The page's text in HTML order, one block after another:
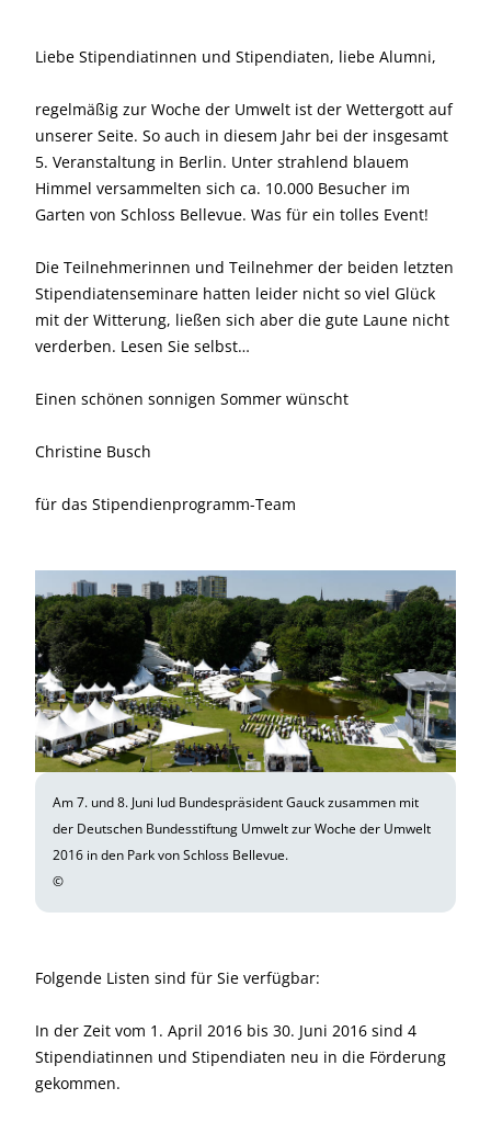
Liebe Stipendiatinnen und Stipendiaten, liebe Alumni,
regelmäßig zur Woche der Umwelt ist der Wettergott auf
unserer Seite. So auch in diesem Jahr bei der insgesamt
5. Veranstaltung in Berlin. Unter strahlend blauem
Himmel versammelten sich ca. 10.000 Besucher im
Garten von Schloss Bellevue. Was für ein tolles Event!
Die Teilnehmerinnen und Teilnehmer der beiden letzten
Stipendiatenseminare hatten leider nicht so viel Glück
mit der Witterung, ließen sich aber die gute Laune nicht
verderben. Lesen Sie selbst…
Einen schönen sonnigen Sommer wünscht
Christine Busch
für das Stipendienprogramm-Team
Am 7. und 8. Juni lud Bundespräsident Gauck zusammen mit
der Deutschen Bundesstiftung Umwelt zur Woche der Umwelt
2016 in den Park von Schloss Bellevue.
©
Folgende Listen sind für Sie verfügbar:
In der Zeit vom 1. April 2016 bis 30. Juni 2016 sind 4
Stipendiatinnen und Stipendiaten neu in die Förderung
gekommen.